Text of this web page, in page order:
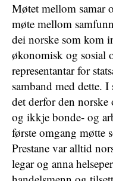
Møtet mellom samar
møte mellom
dei norske som kom
økonomisk og sosial
representantar for
samband med dette.
det derfor den
og ikkje bonde- og
første omgang møtte
Prestane var alltid
legar og anna